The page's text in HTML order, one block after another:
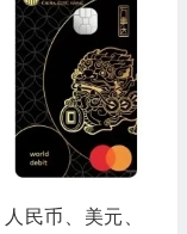
民币、美元、